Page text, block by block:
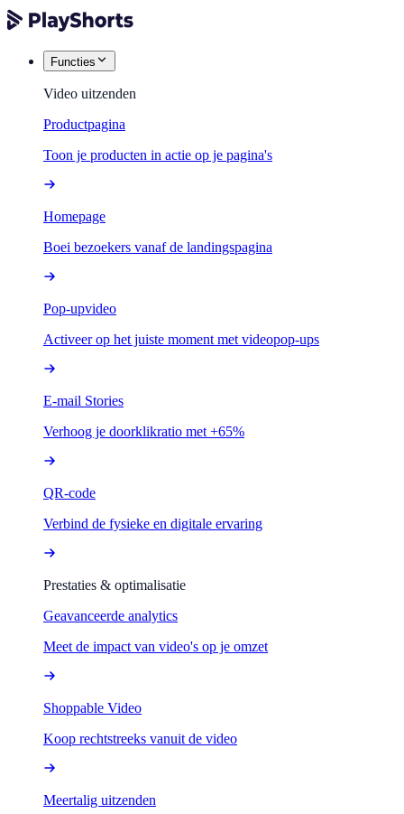
Functies
Video uitzenden
Productpagina
Toon je producten in actie op je pagina's
Homepage
Boei bezoekers vanaf de landingspagina
Pop-upvideo
Activeer op het juiste moment met videopop-ups
E-mail Stories
Verhoog je doorklikratio met +65%
QR-code
Verbind de fysieke en digitale ervaring
Prestaties & optimalisatie
Geavanceerde analytics
Meet de impact van video's op je omzet
Shoppable Video
Koop rechtstreeks vanuit de video
Meertalig uitzenden